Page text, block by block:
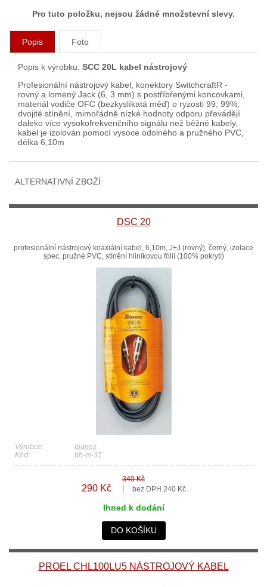
Pro tuto položku, nejsou žádné množstevní slevy.
Popis Foto
Popis k výrobku: SCC 20L kabel nástrojový
Profesionální nástrojový kabel, konektory SwitchcraftR -
rovný a lomený Jack (6, 3 mm) s postříbřenými koncovkami,
materiál vodiče OFC (bezkyslíkatá měď) o ryzosti 99, 99%,
dvojité stínění, mimořádně nízké hodnoty odporu převádějí
daleko více vysokofrekvenčního signálu než běžné kabely,
kabel je izolován pomocí vysoce odolného a pružného PVC,
délka 6,10m
ALTERNATIVNÍ ZBOŽÍ
DSC 20
profesionální nástrojový koaxiální kabel, 6,10m, J+J (rovný), černý, izolace
spec. pružné PVC, stínění hliníkovou fólií (100% pokrytí)
Výrobce:
Ibanez
Kód:
bh-m-31
340 Kč
290 Kč bez DPH 240 Kč
Ihned k dodání
DO KOŠÍKU
PROEL CHL100LU5 NÁSTROJOVÝ KABEL